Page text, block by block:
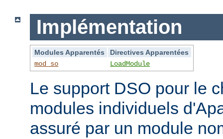
Implémentation
Modules Apparentés
Directives Apparentées
mod_so
LoadModule
Le support DSO pour le
modules individuels
assuré par un module